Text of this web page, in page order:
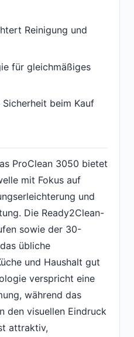
Reinigung und
für gleichmäßiges
beim Kauf
ProClean 3050 bietet
mit Fokus auf
und
Die Ready2Clean-
sowie der 30-
übliche
und Haushalt gut
verspricht eine
während das
den visuellen Eindruck
attraktiv,